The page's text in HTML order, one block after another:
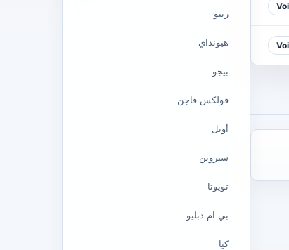
رينو
هيونداي
بيجو
فولكس فاجن
أوبل
ستروين
تويوتا
بي ام دبليو
كيا